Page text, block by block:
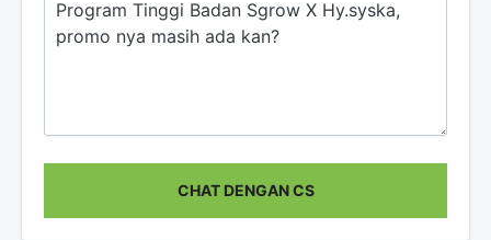
CHAT DENGAN CS